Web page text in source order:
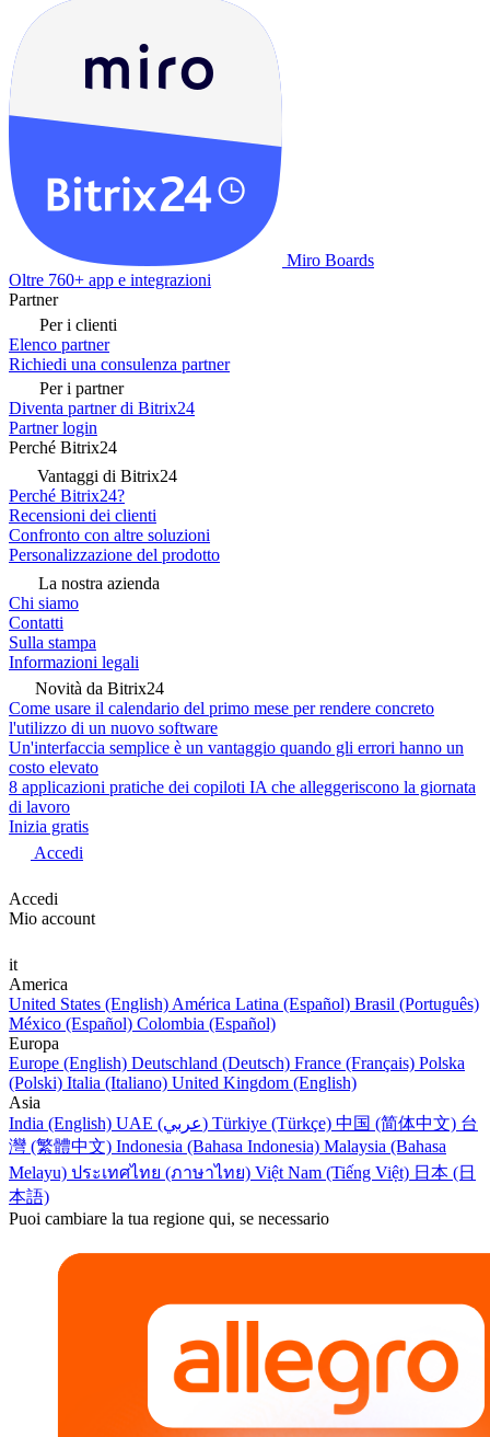
Miro Boards
Oltre 760+ app e integrazioni
Partner
Per i clienti
Elenco partner
Richiedi una consulenza partner
Per i partner
Diventa partner di Bitrix24
Partner login
Perché Bitrix24
Vantaggi di Bitrix24
Perché Bitrix24?
Recensioni dei clienti
Confronto con altre soluzioni
Personalizzazione del prodotto
La nostra azienda
Chi siamo
Contatti
Sulla stampa
Informazioni legali
Novità da Bitrix24
Come usare il calendario del primo mese per rendere concreto
l'utilizzo di un nuovo software
Un'interfaccia semplice è un vantaggio quando gli errori hanno un
costo elevato
8 applicazioni pratiche dei copiloti IA che alleggeriscono la giornata
di lavoro
Inizia gratis
Accedi
Accedi
Mio account
it
America
United States (English) América Latina (Español) Brasil (Português)
México (Español) Colombia (Español)
Europa
Europe (English) Deutschland (Deutsch) France (Français) Polska
(Polski) Italia (Italiano) United Kingdom (English)
Asia
India (English)
UAE (عربي) Türkiye (Türkçe) 中国 (简体中文) 台
灣 (繁體中文) Indonesia (Bahasa Indonesia) Malaysia (Bahasa
Melayu) ประเทศไทย (ภาษาไทย) Việt Nam (Tiếng Việt) 日本 (日
本語)
Puoi cambiare la tua regione qui, se necessario